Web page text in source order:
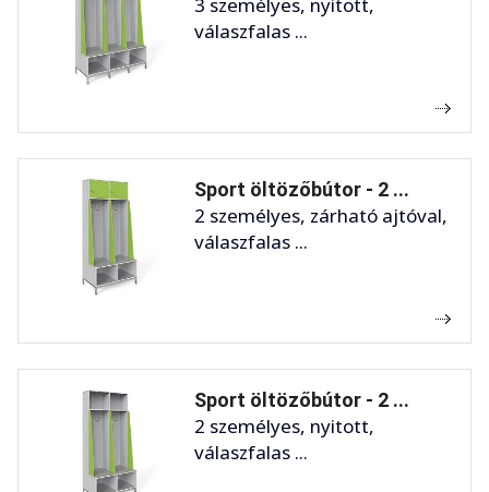
válaszfalas ...
Sport öltözőbútor - 2 ...
2 személyes, zárható ajtóval,
válaszfalas ...
Sport öltözőbútor - 2 ...
2 személyes, nyitott,
válaszfalas ...